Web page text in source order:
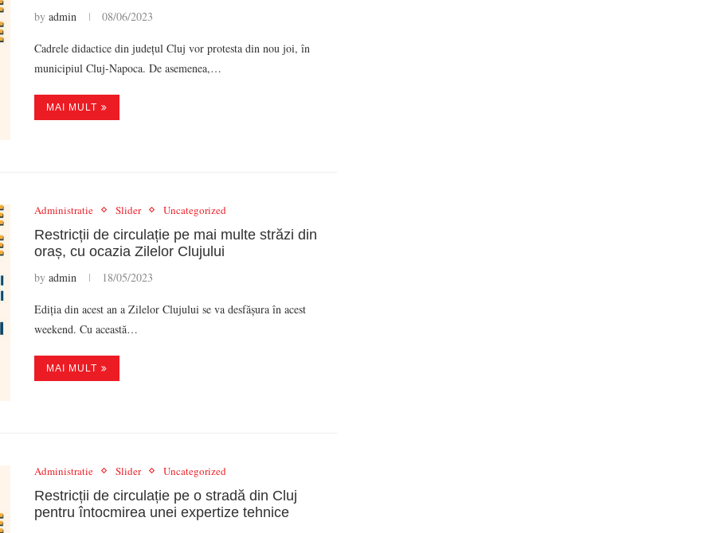
by admin 08/06/2023
Cadrele didactice din județul Cluj vor protesta din nou joi, în
municipiul Cluj-Napoca. De asemenea,…
MAI MULT
Administratie Slider Uncategorized
Restricții de circulație pe mai multe străzi din
oraș, cu ocazia Zilelor Clujului
by admin 18/05/2023
Ediția din acest an a Zilelor Clujului se va desfășura în acest
weekend. Cu această…
MAI MULT
Administratie Slider Uncategorized
Restricții de circulație pe o stradă din Cluj
pentru întocmirea unei expertize tehnice